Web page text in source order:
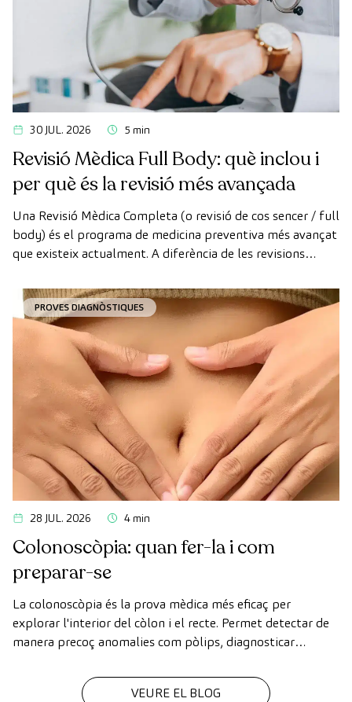
30 JUL. 2026 5 min
Revisió Mèdica Full Body: què inclou i
per què és la revisió més avançada
Una Revisió Mèdica Completa (o revisió de cos sencer / full
body) és el programa de medicina preventiva més avançat
que existeix actualment. A diferència de les revisions
diagnòstic per la imatge d'última generació per avaluar de
manera exhaustiva l'estat dels òrgans vitals, el sistema
vascular i el cervell abans que apareguin els primers
símptomes.
PROVES DIAGNÒSTIQUES
28 JUL. 2026 4 min
Colonoscòpia: quan fer-la i com
preparar-se
La colonoscòpia és la prova mèdica més eficaç per
explorar l'interior del còlon i el recte. Permet detectar de
manera precoç anomalies com pòlips, diagnosticar
VEURE EL BLOG